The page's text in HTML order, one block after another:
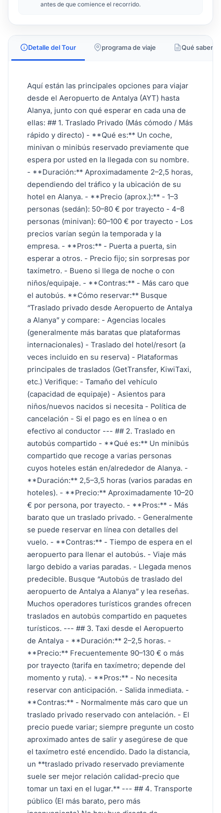
Detalle del Tour programa de viaje Qué saber
Aquí están las principales opciones para viajar
desde el Aeropuerto de Antalya (AYT) hasta
Alanya, junto con qué esperar en cada una de
ellas: ## 1. Traslado Privado (Más cómodo / Más
rápido y directo) - **Qué es:** Un coche,
minivan o minibús reservado previamente que
espera por usted en la llegada con su nombre.
- **Duración:** Aproximadamente 2–2,5 horas,
dependiendo del tráfico y la ubicación de su
hotel en Alanya. - **Precio (aprox.):** - 1–3
personas (sedán): 50–80 € por trayecto - 4–8
personas (minivan): 60–100 € por trayecto - Los
precios varían según la temporada y la
empresa. - **Pros:** - Puerta a puerta, sin
esperar a otros. - Precio fijo; sin sorpresas por
taxímetro. - Bueno si llega de noche o con
niños/equipaje. - **Contras:** - Más caro que
el autobús. **Cómo reservar:** Busque
“Traslado privado desde Aeropuerto de Antalya
a Alanya” y compare: - Agencias locales
(generalmente más baratas que plataformas
internacionales) - Traslado del hotel/resort (a
veces incluido en su reserva) - Plataformas
principales de traslados (GetTransfer, KiwiTaxi,
etc.) Verifique: - Tamaño del vehículo
(capacidad de equipaje) - Asientos para
niños/nuevos nacidos si necesita - Política de
cancelación - Si el pago es en línea o en
efectivo al conductor --- ## 2. Traslado en
autobús compartido - **Qué es:** Un minibús
compartido que recoge a varias personas
cuyos hoteles están en/alrededor de Alanya. -
**Duración:** 2,5–3,5 horas (varios paradas en
hoteles). - **Precio:** Aproximadamente 10–20
€ por persona, por trayecto. - **Pros:** - Más
barato que un traslado privado. - Generalmente
se puede reservar en línea con detalles del
vuelo. - **Contras:** - Tiempo de espera en el
aeropuerto para llenar el autobús. - Viaje más
largo debido a varias paradas. - Llegada menos
predecible. Busque “Autobús de traslado del
aeropuerto de Antalya a Alanya” y lea reseñas.
Muchos operadores turísticos grandes ofrecen
traslados en autobús compartido en paquetes
turísticos. --- ## 3. Taxi desde el Aeropuerto
de Antalya - **Duración:** 2–2,5 horas. -
**Precio:** Frecuentemente 90–130 € o más
por trayecto (tarifa en taxímetro; depende del
momento y ruta). - **Pros:** - No necesita
reservar con anticipación. - Salida inmediata. -
**Contras:** - Normalmente más caro que un
traslado privado reservado con antelación. - El
precio puede variar; siempre pregunte un costo
aproximado antes de salir y asegúrese de que
el taxímetro esté encendido. Dado la distancia,
un **traslado privado reservado previamente
suele ser mejor relación calidad-precio que
tomar un taxi en el lugar.** --- ## 4. Transporte
público (El más barato, pero más
antes de que comience el recorrido.